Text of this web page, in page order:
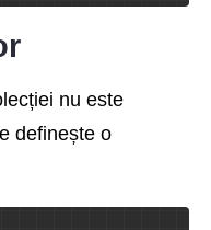
nu este
definește o